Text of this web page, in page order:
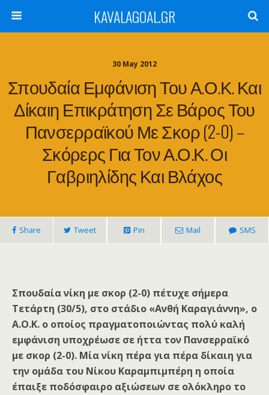
KAVALAGOAL.GR
30 May 2012
Σπουδαία Εμφάνιση Του Α.Ο.Κ. Και
Δίκαιη Επικράτηση Σε Βάρος Του
Πανσερραϊκού Με Σκορ (2-0) –
Σκόρερς Για Τον Α.Ο.Κ. Οι
Γαβριηλίδης Και Βλάχος
Share Tweet Pin Mail SMS
Σπουδαία νίκη με σκορ (2-0) πέτυχε σήμερα
Τετάρτη (30/5), στο στάδιο «Ανθή Καραγιάννη», ο
Α.Ο.Κ. ο οποίος πραγματοποιώντας πολύ καλή
εμφάνιση υποχρέωσε σε ήττα τον Πανσερραϊκό
με σκορ (2-0). Μία νίκη πέρα για πέρα δίκαιη για
την ομάδα του Νίκου Καραμπιμπέρη η οποία
έπαιξε ποδόσφαιρο αξιώσεων σε ολόκληρο το